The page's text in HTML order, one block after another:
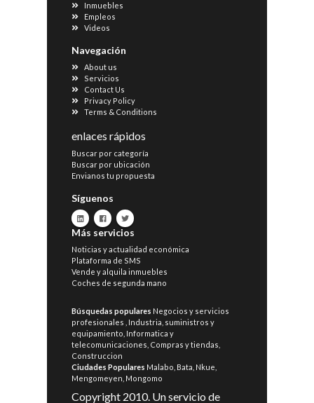
Inmuebles
Empleos
Videos
Navegación
About us
Servicios
Contact Us
Privacy Policy
Terms & Conditions
enlaces rápidos
Buscar por categoría
Buscar por ubicación
Envianos tu propuesta
Síguenos
Más servicios
Noticias y actualidad económica
Plataforma de SMS
Vende y alquila inmuebles
Coches de segunda mano
Búsquedas populares Negocios y servicios
profesionales
Industria, suministros y
equipamiento Informatica y
telecomunicaciones Compras y tiendas
Construccion
Ciudades Populares Malabo Bata Nkue
Mengomeyen Mongomo
Copyright 2010. Un servicio de